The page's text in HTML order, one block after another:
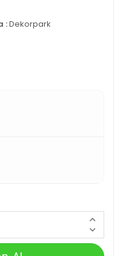
:Dekorpark